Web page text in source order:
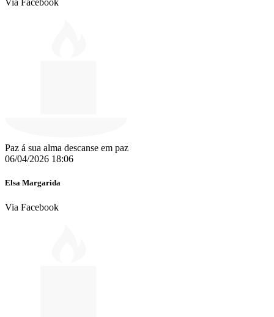
Via Facebook
Paz á sua alma descanse em paz
06/04/2026 18:06
Elsa Margarida
Via Facebook